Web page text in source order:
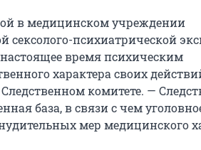
в медицинском учреждении
сексолого-психиатрической
время психическим
характера своих
комитете. —
база, в связи с чем
мер медицинского